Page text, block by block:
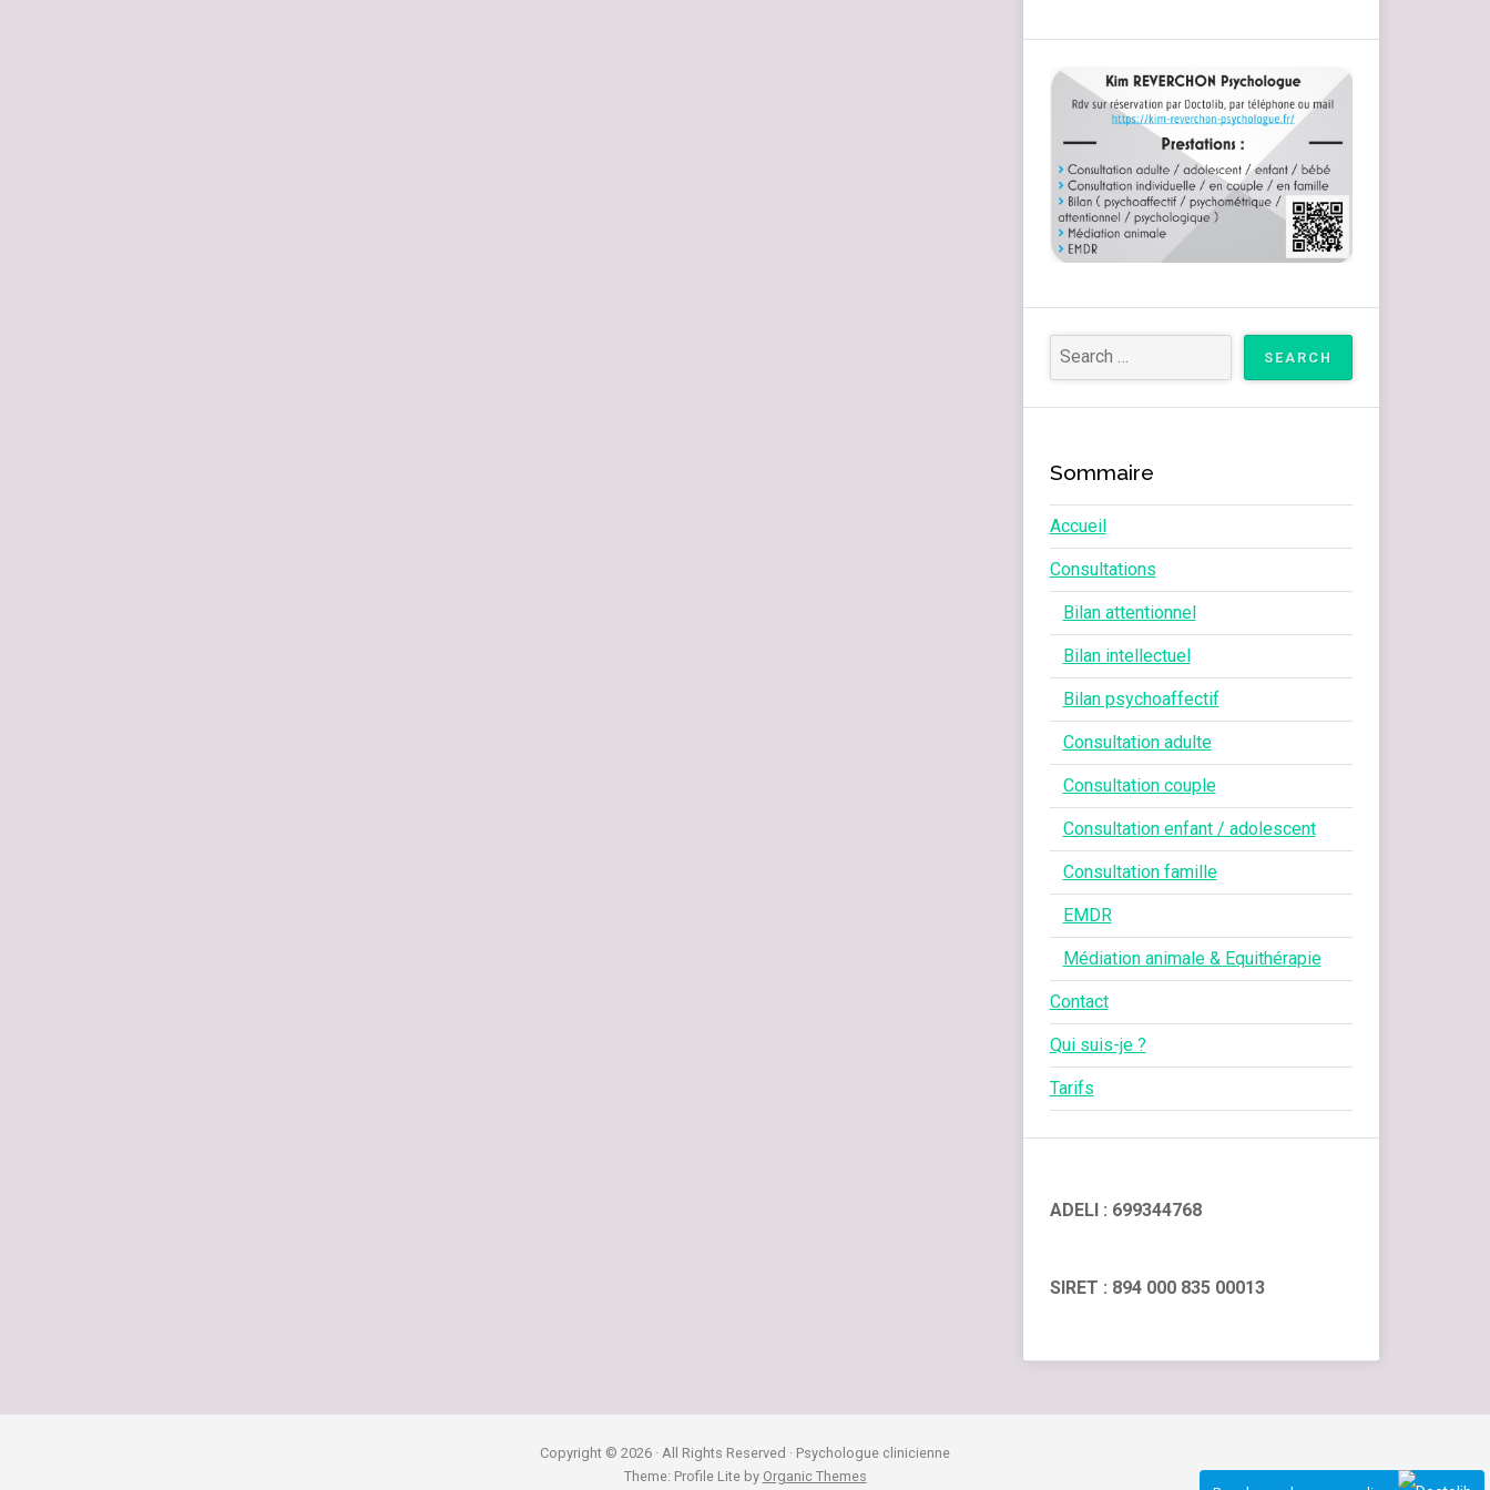
Sommaire
Accueil
Consultations
Bilan attentionnel
Bilan intellectuel
Bilan psychoaffectif
Consultation adulte
Consultation couple
Consultation enfant / adolescent
Consultation famille
EMDR
Médiation animale & Equithérapie
Contact
Qui suis-je ?
Tarifs
ADELI : 699344768
SIRET : 894 000 835 00013
Copyright © 2026 · All Rights Reserved · Psychologue clinicienne
Theme: Profile Lite by Organic Themes